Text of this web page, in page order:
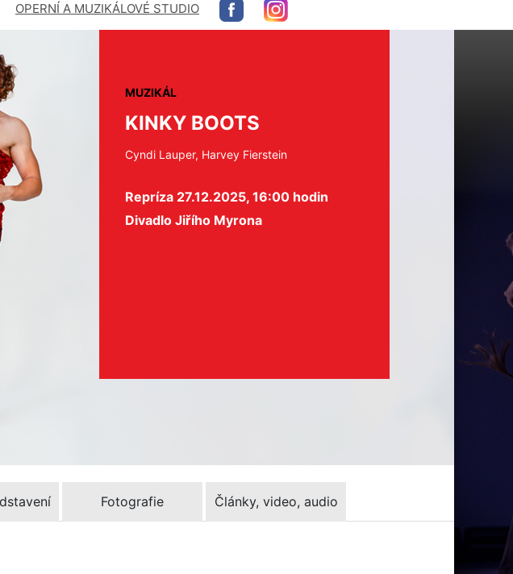
OPERNÍ A MUZIKÁLOVÉ STUDIO
MUZIKÁL
KINKY BOOTS
Cyndi Lauper, Harvey Fierstein
Repríza 27.12.2025, 16:00 hodin
Divadlo Jiřího Myrona
Fotografie Články, video, audio